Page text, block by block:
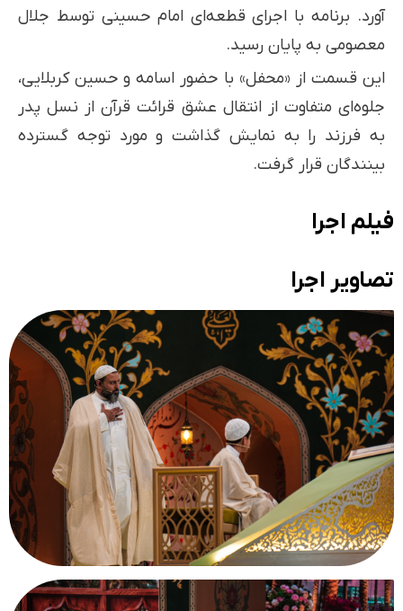
آورد. برنامه با اجرای قطعه‌ای امام حسینی توسط جلال
معصومی به پایان رسید.
این قسمت از «محفل» با حضور اسامه و حسین کربلایی،
جلوه‌ای متفاوت از انتقال عشق قرائت قرآن از نسل پدر
به فرزند را به نمایش گذاشت و مورد توجه گسترده
بینندگان قرار گرفت.
فیلم اجرا
تصاویر اجرا